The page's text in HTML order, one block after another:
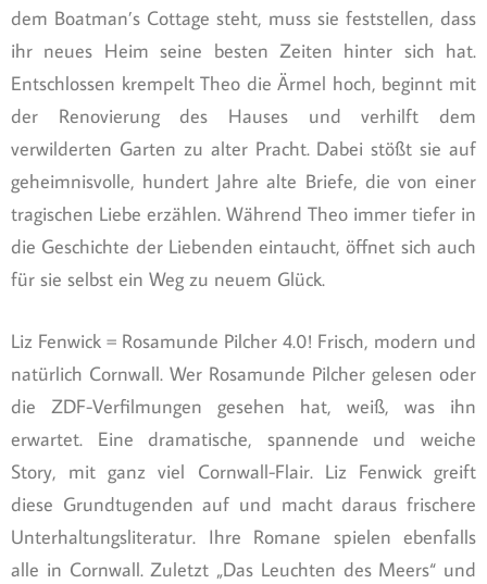
dem Boatman’s Cottage steht, muss sie feststellen, dass
ihr neues Heim seine besten Zeiten hinter sich hat.
Entschlossen krempelt Theo die Ärmel hoch, beginnt mit
der Renovierung des Hauses und verhilft dem
verwilderten Garten zu alter Pracht. Dabei stößt sie auf
geheimnisvolle, hundert Jahre alte Briefe, die von einer
tragischen Liebe erzählen. Während Theo immer tiefer in
die Geschichte der Liebenden eintaucht, öffnet sich auch
für sie selbst ein Weg zu neuem Glück.
Liz Fenwick = Rosamunde Pilcher 4.0! Frisch, modern und
natürlich Cornwall. Wer Rosamunde Pilcher gelesen oder
die ZDF-Verfilmungen gesehen hat, weiß, was ihn
erwartet. Eine dramatische, spannende und weiche
Story, mit ganz viel Cornwall-Flair. Liz Fenwick greift
diese Grundtugenden auf und macht daraus frischere
Unterhaltungsliteratur. Ihre Romane spielen ebenfalls
alle in Cornwall. Zuletzt „Das Leuchten des Meers“ und